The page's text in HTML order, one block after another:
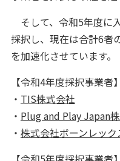
そして、令和5年度に
採択し、現在は合計6者
を加速化させています。
【令和4年度採択事業者】
・ TIS株式会社
・ Plug and Play Japan
・ 株式会社ボーンレック